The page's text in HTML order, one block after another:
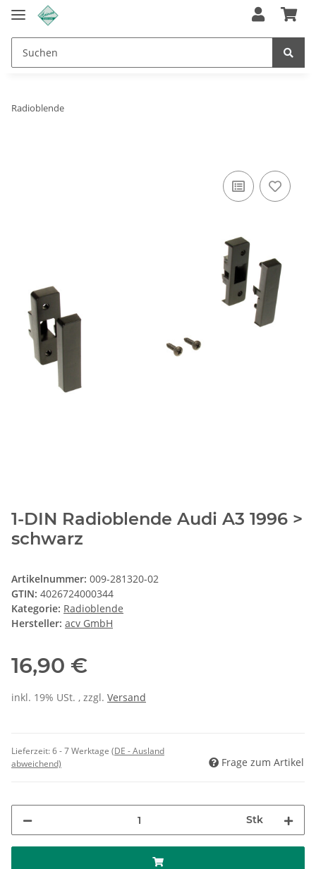
Radioblende
1-DIN Radioblende Audi A3 1996 >
schwarz
Artikelnummer: 009-281320-02
GTIN: 4026724000344
Kategorie: Radioblende
Hersteller: acv GmbH
16,90 €
inkl. 19% USt. , zzgl. Versand
Lieferzeit:6 - 7 Werktage (DE - Ausland
abweichend)
Frage zum Artikel
Stk